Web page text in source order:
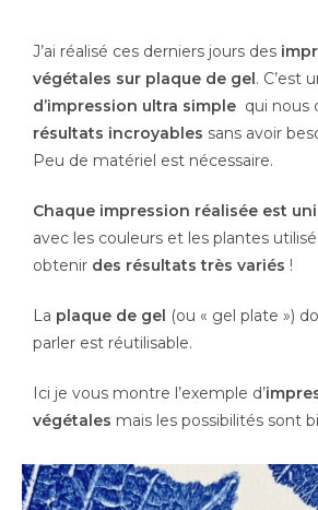
J’ai réalisé ces derniers jours des
végétales sur plaque de gel. C’est
d’impression ultra simple qui nous
résultats incroyables sans avoir
Peu de matériel est nécessaire.
Chaque impression réalisée est
avec les couleurs et les plantes
obtenir des résultats très variés !
La plaque de gel (ou « gel plate »)
parler est réutilisable.
Ici je vous montre l’exemple d’
végétales mais les possibilités sont